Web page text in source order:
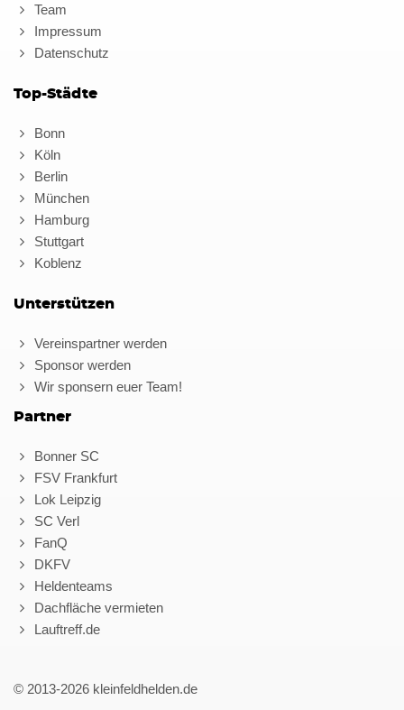
Team
Impressum
Datenschutz
Top-Städte
Bonn
Köln
Berlin
München
Hamburg
Stuttgart
Koblenz
Unterstützen
Vereinspartner werden
Sponsor werden
Wir sponsern euer Team!
Partner
Bonner SC
FSV Frankfurt
Lok Leipzig
SC Verl
FanQ
DKFV
Heldenteams
Dachfläche vermieten
Lauftreff.de
© 2013-2026 kleinfeldhelden.de